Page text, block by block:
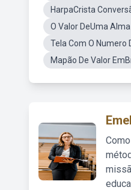
HarpaCrista
O Valor DeUma
Tela Com O Numero
Mapão De Valor